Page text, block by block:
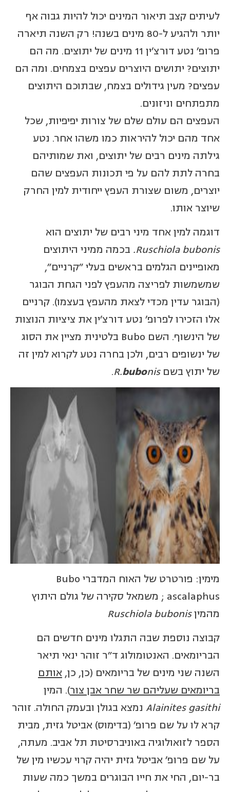
לעיתים קצב תיאור המינים יכול להיות גבוה אף
יותר ולהגיע ל-80 מינים בשנה! רק השנה תיארה
פרופ' נטע דורצ'ין 11 מינים של יתוצים. מה הם
יתוצים? יתושים היוצרים עפצים בצמחים. ומה הם
עפצים? מעין גידולים בצמח, שבתוכם היתוצים
מתפתחים וניזונים.
העפצים הם עולם שלם של צורות יפיפיות, שכל
אחד מהם יכול להיראות כמו משהו אחר. נטע
גילתה מינים רבים של יתוצים, ואת שמותיהם
בחרה לתת להם על פי תכונות העפצים שהם
יוצרים, משום שצורת העפץ ייחודית למין החרק
שיוצר אותו.
דוגמה למין אחד מיני רבים של יתוצים הוא
Ruschiola bubonis
. בכמה ממיני היתוצים
מאופיינים הגלמים בראשים בעלי "קרניים",
שמשמשות לפריצה מהעפץ לפני הגחת הבוגר
(הבוגר עדין מכדי לצאת מהעפץ בעצמו). קרניים
אלו הזכירו לפרופ' נטע דורצ'ין את ציציות הנוצות
של הינשוף. השם Bubo בלטינית מציין את הסוג
של ינשופים רבים, ולכן בחרה נטע לקרוא למין זה
של יתוץ בשם
R.bubonis
.
מימין: פורטרט של האוח המדברי Bubo
ascalaphus ; משמאל סקירה של גולם היתוץ
מהמיןRuschiola bubonis
קבוצה נוספת שבה התגלו מינים חדשים הם
הבריומאים. האנטומולוג ד"ר זוהר ינאי תיאר
השנה שני מינים של בריומאים (כן, כן, אותם
בריומאים שעליהם שר שחר אבן צור). המין
Alainites gasithi נמצא בגולן ובעמק החולה. זוהר
קרא לו על שם פרופ' (בדימוס) אביטל גזית, מבית
הספר לזואולוגיה באוניברסיטת תל אביב. מעתה,
על שם פרופ' אביטל גזית יהיה קרוי עכשיו מין של
בר-יום, החי את חייו הבוגרים במשך כמה שעות